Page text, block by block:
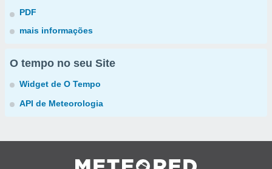
PDF
mais informações
O tempo no seu Site
Widget de O Tempo
API de Meteorologia